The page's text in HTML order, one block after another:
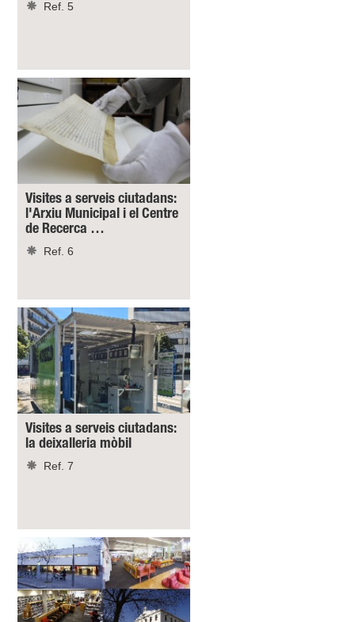
Ref. 5
Visites a serveis ciutadans:
l'Arxiu Municipal i el Centre
de Recerca …
Ref. 6
Visites a serveis ciutadans:
la deixalleria mòbil
Ref. 7